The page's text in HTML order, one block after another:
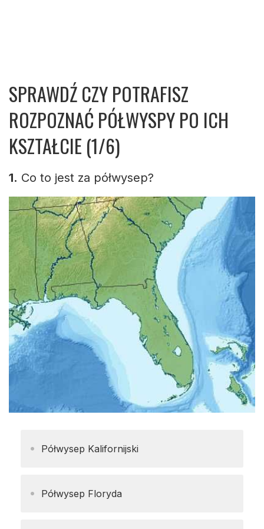
SPRAWDŹ CZY POTRAFISZ
ROZPOZNAĆ PÓŁWYSPY PO ICH
KSZTAŁCIE (1/6)
1. Co to jest za półwysep?
Półwysep Kalifornijski
Półwysep Floryda